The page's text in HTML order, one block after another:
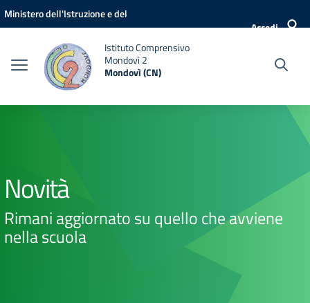
Vai ai contenuti
Vai al menu di navigazione
Vai al footer
Ministero dell'Istruzione e del
Accedi
Istituto Comprensivo
Mondovì 2
Mondovì (CN)
Novità
Rimani aggiornato su quello che avviene
nella scuola